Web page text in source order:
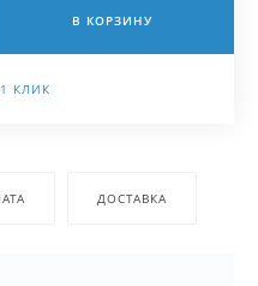
В КОРЗИНУ
КЛИК
ДОСТАВКА